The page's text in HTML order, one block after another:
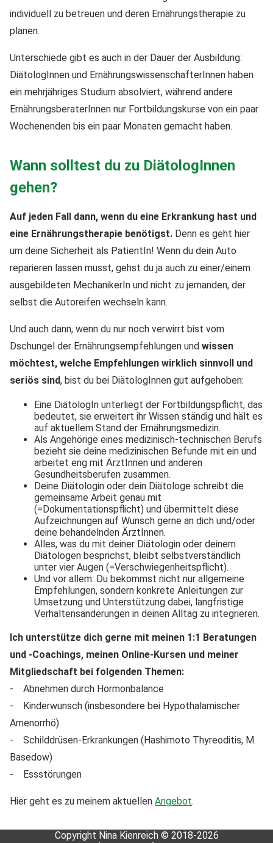
individuell zu betreuen und deren Ernährungstherapie zu
planen.
Unterschiede gibt es auch in der Dauer der Ausbildung:
DiätologInnen und ErnährungswissenschafterInnen haben
ein mehrjähriges Studium absolviert, während andere
ErnährungsberaterInnen nur Fortbildungskurse von ein paar
Wochenenden bis ein paar Monaten gemacht haben.
Wann solltest du zu DiätologInnen
gehen?
Auf jeden Fall dann, wenn du eine Erkrankung hast und
eine Ernährungstherapie benötigst. Denn es geht hier
um deine Sicherheit als PatientIn! Wenn du dein Auto
reparieren lassen musst, gehst du ja auch zu einer/einem
ausgebildeten MechanikerIn und nicht zu jemanden, der
selbst die Autoreifen wechseln kann.
Und auch dann, wenn du nur noch verwirrt bist vom
Dschungel der Ernährungsempfehlungen und wissen
möchtest, welche Empfehlungen wirklich sinnvoll und
seriös sind, bist du bei DiätologInnen gut aufgehoben:
Eine DiätologIn unterliegt der Fortbildungspflicht, das
bedeutet, sie erweitert ihr Wissen ständig und hält es
auf aktuellem Stand der Ernährungsmedizin.
Als Angehörige eines medizinisch-technischen Berufs
bezieht sie deine medizinischen Befunde mit ein und
arbeitet eng mit ÄrztInnen und anderen
Gesundheitsberufen zusammen.
Deine Diätologin oder dein Diätologe schreibt die
gemeinsame Arbeit genau mit
(=Dokumentationspflicht) und übermittelt diese
Aufzeichnungen auf Wunsch gerne an dich und/oder
deine behandelnden ÄrztInnen.
Alles, was du mit deiner Diätologin oder deinem
Diätologen besprichst, bleibt selbstverständlich
unter vier Augen (=Verschwiegenheitspflicht).
Und vor allem: Du bekommst nicht nur allgemeine
Empfehlungen, sondern konkrete Anleitungen zur
Umsetzung und Unterstützung dabei, langfristige
Verhaltensänderungen in deinen Alltag zu integrieren.
Ich unterstütze dich gerne mit meinen 1:1 Beratungen
und -Coachings, meinen Online-Kursen und meiner
Mitgliedschaft bei folgenden Themen:
- Abnehmen durch Hormonbalance
- Kinderwunsch (insbesondere bei Hypothalamischer
Amenorrhö)
- Schilddrüsen-Erkrankungen (Hashimoto Thyreoditis, M.
Basedow)
- Essstörungen
Hier geht es zu meinem aktuellen Angebot.
Copyright Nina Kienreich © 2018-2026